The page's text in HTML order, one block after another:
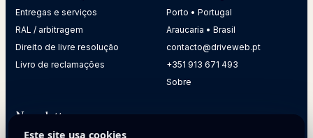
Entregas e serviços
RAL / arbitragem
Direito de livre resolução
Livro de reclamações
Porto • Portugal
Araucaria • Brasil
contacto@driveweb.pt
+351 913 671 493
Sobre
Newsletter
Este site usa cookies